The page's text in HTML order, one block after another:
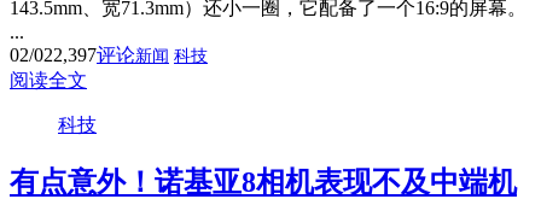
143.5mm、宽71.3mm）还小一圈，它配备了一个16:9的屏幕。
...
02/022,397评论新闻 科技
阅读全文
科技
有点意外！诺基亚8相机表现不及中端机